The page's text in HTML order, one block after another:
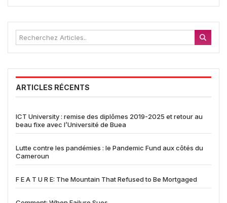
ARTICLES RÉCENTS
ICT University : remise des diplômes 2019-2025 et retour au
beau fixe avec l’Université de Buea
Lutte contre les pandémies : le Pandemic Fund aux côtés du
Cameroun
F E A T U R E: The Mountain That Refused to Be Mortgaged